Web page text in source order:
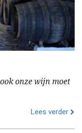
onze wijn moet
Lees verder